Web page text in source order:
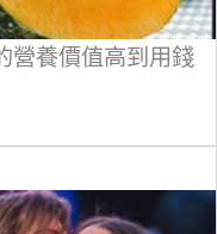
營養價值高到用錢